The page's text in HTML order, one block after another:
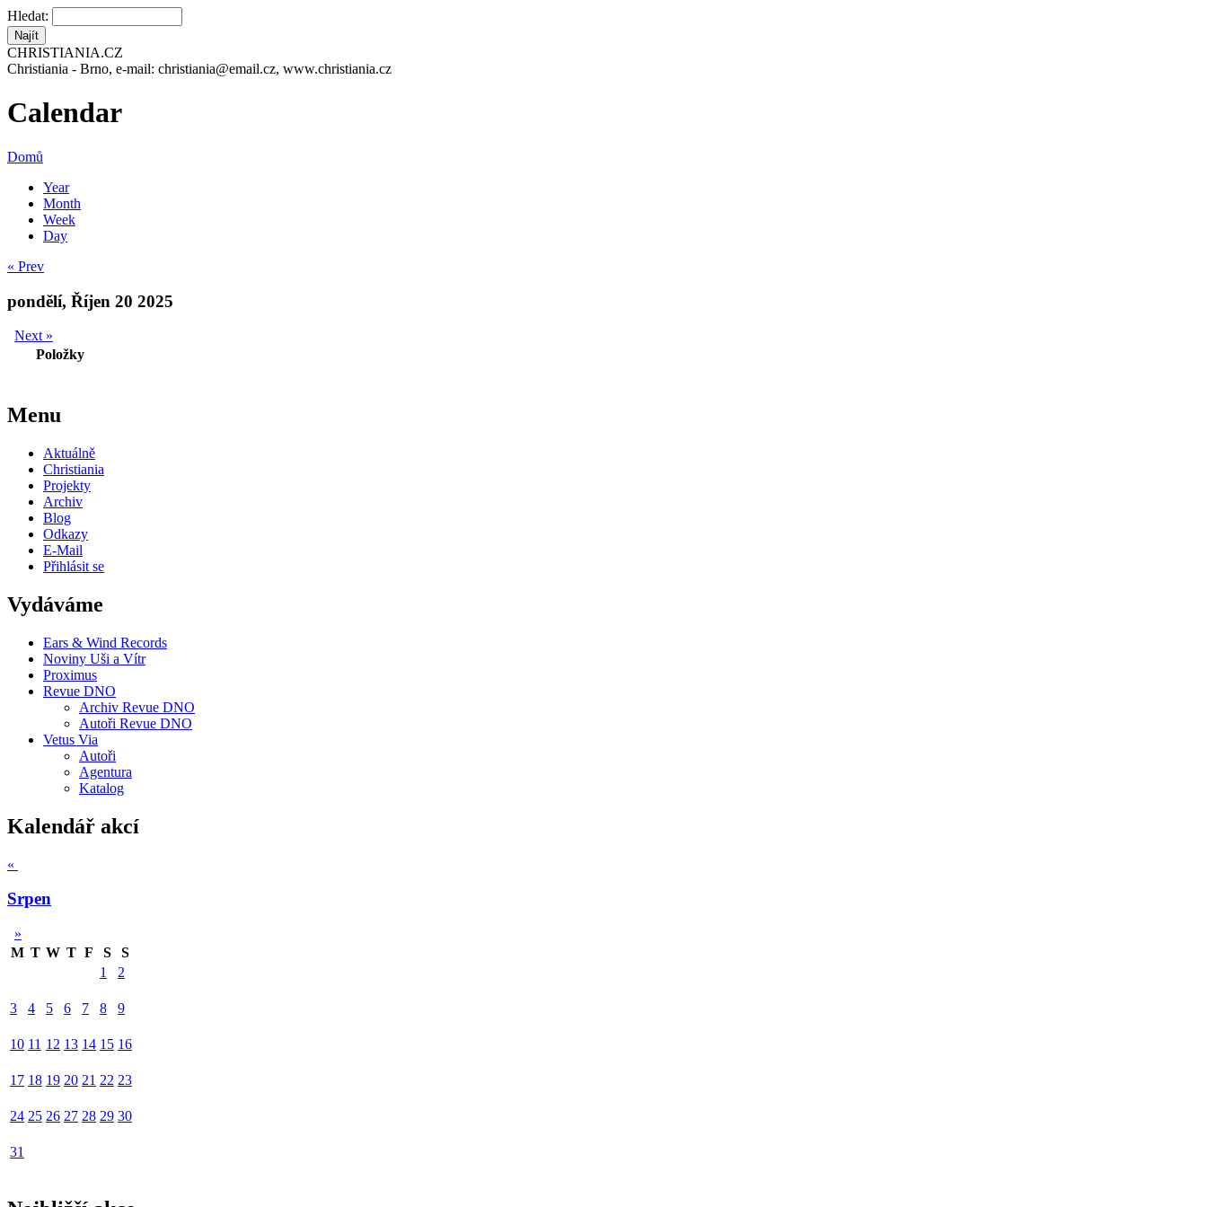
Hledat:
CHRISTIANIA.CZ
Christiania - Brno, e-mail: christiania@email.cz, www.christiania.cz
Calendar
Domů
Year
Month
Week
Day
« Prev
pondělí, Říjen 20 2025
Next »
Položky
Menu
Aktuálně
Christiania
Projekty
Archiv
Blog
Odkazy
E-Mail
Přihlásit se
Vydáváme
Ears & Wind Records
Noviny Uši a Vítr
Proximus
Revue DNO
Archiv Revue DNO
Autoři Revue DNO
Vetus Via
Autoři
Agentura
Katalog
Kalendář akcí
«
Srpen
»
M T W T F S
S
1
2
3 4 5 6 7 8 9
10 11 12 13 14 15 16
17 18 19 20 21 22 23
24 25 26 27 28 29 30
31